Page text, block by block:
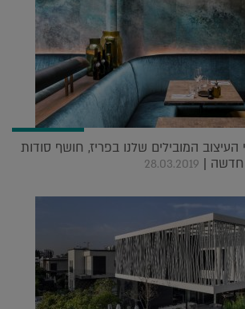
העיצוב המובילים שלנו בפריז, חושף סודות
חדשה | 28.03.2019